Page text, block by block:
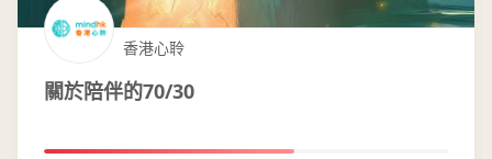
香港心聆
關於陪伴的70/30